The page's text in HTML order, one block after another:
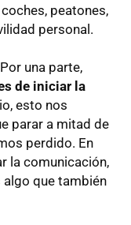
peatones,
personal.
una parte,
de iniciar la
esto nos
parar a mitad de
perdido. En
la comunicación,
algo que también